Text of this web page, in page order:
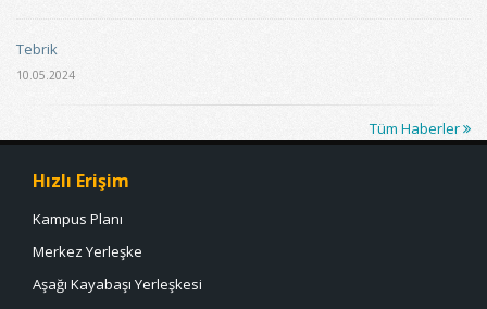
Tebrik
10.05.2024
Tüm Haberler
Hızlı Erişim
Kampus Planı
Merkez Yerleşke
Aşağı Kayabaşı Yerleşkesi